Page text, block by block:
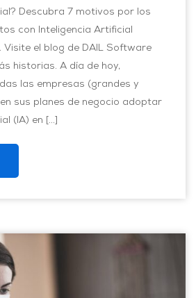
Descubra 7 motivos por los
con Inteligencia Artificial
Visite el blog de DAIL Software
historias. A día de hoy,
las empresas (grandes y
sus planes de negocio adoptar
(IA) en […]